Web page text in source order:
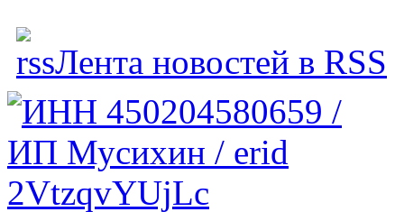
Лента новостей в RSS